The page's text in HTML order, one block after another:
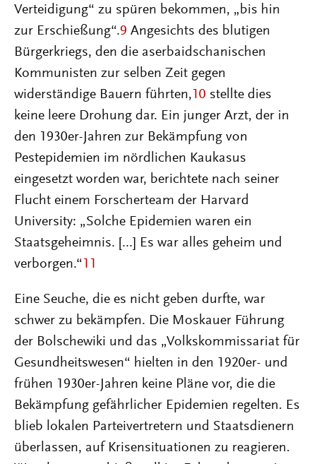
Verteidigung“ zu spüren bekommen, „bis hin
zur Erschießung“.9 Angesichts des blutigen
Bürgerkriegs, den die aserbaidschanischen
Kommunisten zur selben Zeit gegen
widerständige Bauern führten, 10 stellte dies
keine leere Drohung dar. Ein junger Arzt, der in
den 1930er-Jahren zur Bekämpfung von
Pestepidemien im nördlichen Kaukasus
eingesetzt worden war, berichtete nach seiner
Flucht einem Forscherteam der Harvard
University: „Solche Epidemien waren ein
Staatsgeheimnis. [...] Es war alles geheim und
verborgen.“ 11
Eine Seuche, die es nicht geben durfte, war
schwer zu bekämpfen. Die Moskauer Führung
der Bolschewiki und das „Volkskommissariat für
Gesundheitswesen“ hielten in den 1920er- und
frühen 1930er-Jahren keine Pläne vor, die die
Bekämpfung gefährlicher Epidemien regelten. Es
blieb lokalen Parteivertretern und Staatsdienern
überlassen, auf Krisensituationen zu reagieren.